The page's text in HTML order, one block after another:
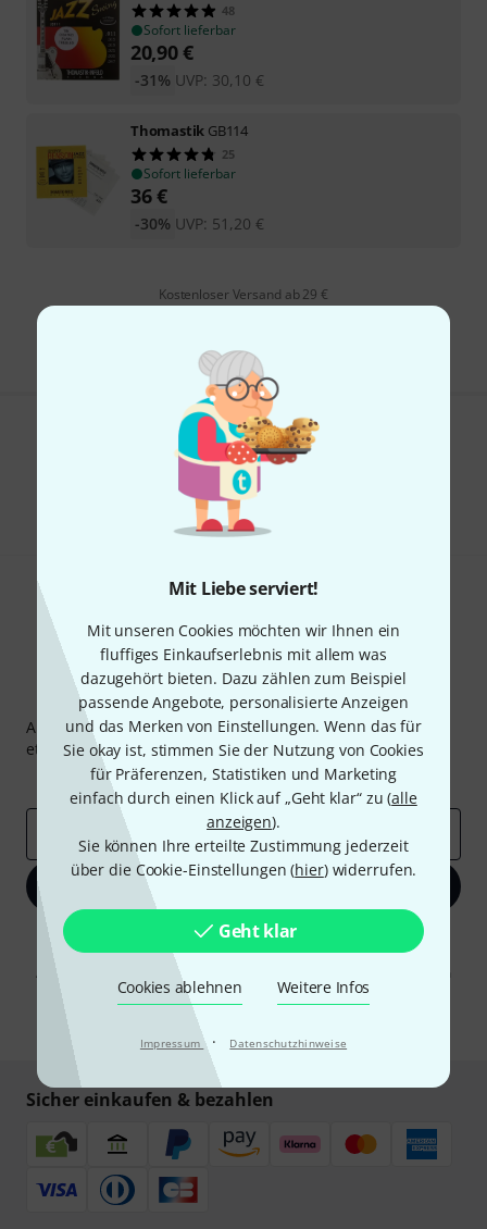
Mit Liebe serviert!
Mit unseren Cookies möchten wir Ihnen ein
fluffiges Einkaufserlebnis mit allem was
dazugehört bieten. Dazu zählen zum Beispiel
passende Angebote, personalisierte Anzeigen
und das Merken von Einstellungen. Wenn das für
Sie okay ist, stimmen Sie der Nutzung von Cookies
für Präferenzen, Statistiken und Marketing
einfach durch einen Klick auf „Geht klar“ zu (alle
anzeigen).
Sie können Ihre erteilte Zustimmung jederzeit
über die Cookie-Einstellungen (hier) widerrufen.
Geht klar
Cookies ablehnen Weitere Infos
Impressum · Datenschutzhinweise
48
Sofort lieferbar
20,90€
UVP: 30,10 €
-31%
Thomastik GB114
25
Sofort lieferbar
36€
UVP: 51,20 €
-30%
Kostenloser Versand ab 29 €
Gefällt Ihnen, was Sie sehen?
Teilen Hilfe & Feedback
Thomann Newsletter
Abonniere den Thomann Newsletter und gewinne mit
etwas Glück einen von50 Gutscheinenüber jeweils50€
Inspirierende Beiträge
Deals Thomann Insights
E-Mail-Adresse
Jetzt anmelden
Mit Klick auf „Jetzt anmelden“ stimmen Sie dem Erhalt von E-Mail-
Werbung und einer Messung des E-Mail-Nutzungsverhaltens zu. Die
Abmeldung ist jederzeit möglich. Weitere Informationen finden Sie in
unserenDatenschutzhinweisen .
Sicher einkaufen & bezahlen